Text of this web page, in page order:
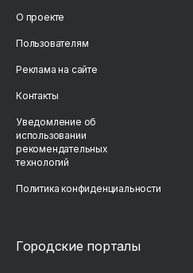
О проекте
Пользователям
Реклама на сайте
Контакты
Уведомление об
использовании
рекомендательных
технологий
Политика конфиденциальности
Городские порталы